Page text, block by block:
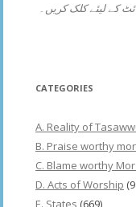
کے لیئے کلک کریں۔
CATEGORIES
A. Reality of
B. Praise worthy
C. Blame worthy
D. Acts of Worship
E. States (669)